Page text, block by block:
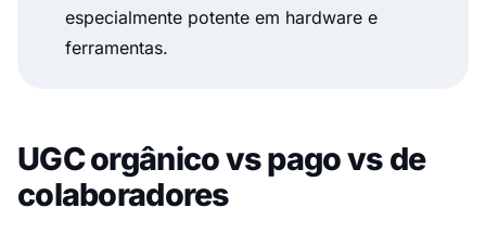
especialmente potente em hardware e
ferramentas.
UGC orgânico vs pago vs de
colaboradores